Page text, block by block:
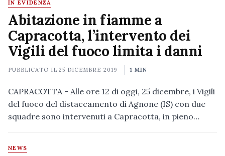
IN EVIDENZA
Abitazione in fiamme a
Capracotta, l’intervento dei
Vigili del fuoco limita i danni
PUBBLICATO IL25 DICEMBRE 2019 1 MIN
CAPRACOTTA - Alle ore 12 di oggi, 25 dicembre, i Vigili
del fuoco del distaccamento di Agnone (IS) con due
squadre sono intervenuti a Capracotta, in pieno…
NEWS